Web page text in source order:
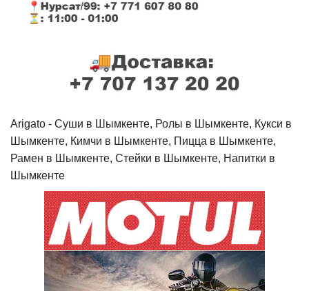
Arigato - Cуши в Шымкенте, Ролы в Шымкенте, Кукси в
Шымкенте, Кимчи в Шымкенте, Пицца в Шымкенте,
Рамен в Шымкенте, Стейки в Шымкенте, Напитки в
Шымкенте